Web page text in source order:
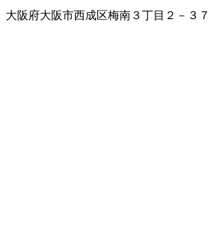
大阪府大阪市西成区梅南３丁目２－３７